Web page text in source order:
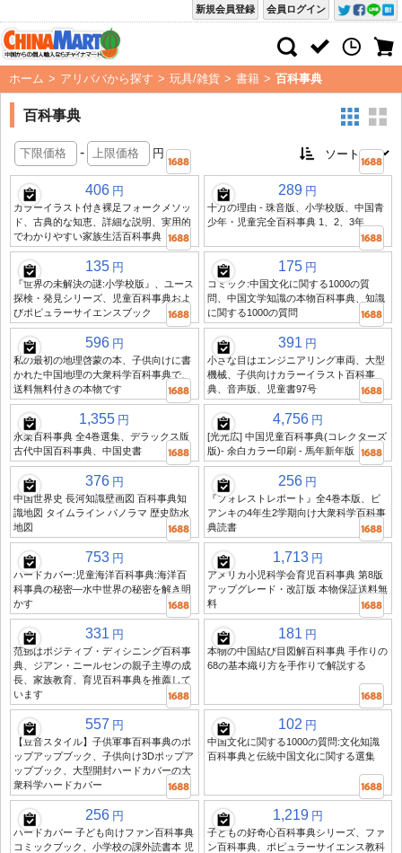
会員ログイン
新規会員登録
ホーム > アリババから探す > 玩具/雑貨 > 書籍 > 百科事典
百科事典
- 円
406 円
カラーイラスト付き裸足フォークメソッ
ド、古典的な知恵、詳細な説明、実用的
でわかりやすい家族生活百科事典
289 円
十万の理由 - 珠音版、小学校版、中国青
少年・児童完全百科事典 1、2、3年
135 円
『世界の未解決の謎:小学校版』、ユース
探検・発見シリーズ、児童百科事典およ
びポピュラーサイエンスブック
175 円
コミック:中国文化に関する1000の質
問、中国文学知識の本物百科事典、知識
に関する1000の質問
596 円
私の最初の地理啓蒙の本、子供向けに書
かれた中国地理の大衆科学百科事典で、
送料無料付きの本物です
391 円
小さな目はエンジニアリング車両、大型
機械、子供向けカラーイラスト百科事
典、音声版、児童書97号
1,355 円
永楽百科事典 全4巻選集、デラックス版
古代中国百科事典、中国史書
4,756 円
[光光広] 中国児童百科事典(コレクターズ
版)- 余白カラー印刷 - 馬年新年版
376 円
中国世界史 長河知識壁画図 百科事典知
識地図 タイムライン パノラマ 歴史防水
地図
256 円
『フォレストレポート』全4巻本版、ビ
アンキの4年生2学期向け大衆科学百科事
典読書
753 円
ハードカバー:児童海洋百科事典:海洋百
科事典の秘密—水中世界の秘密を解き明
かす
1,713 円
アメリカ小児科学会育児百科事典 第8版
アップグレード・改訂版 本物保証送料無
料
331 円
范鄧はポジティブ・ディシニング百科事
典、ジアン・ニールセンの親子主導の成
長、家族教育、育児百科事典を推薦して
います
181 円
本物の中国結び目図解百科事典 手作りの
68の基本織り方を手作りで解説する
557 円
【豆音スタイル】子供軍事百科事典のポ
ップアップブック、子供向け3Dポップア
ップブック、大型開封ハードカバーの大
衆科学ハードカバー
102 円
中国文化に関する1000の質問:文化知識
百科事典と伝統中国文化に関する選集
256 円
ハードカバー 子ども向けファン百科事典
コミックブック、小学校の課外読書本 児
1,219 円
子どもの好奇心百科事典シリーズ、ファ
ン百科事典、ポピュラーサイエンス教科